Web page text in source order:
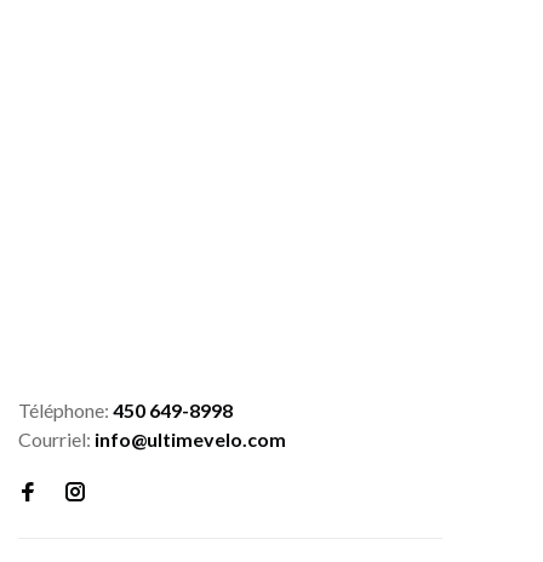
Téléphone: 450 649-8998
Courriel: info@ultimevelo.com